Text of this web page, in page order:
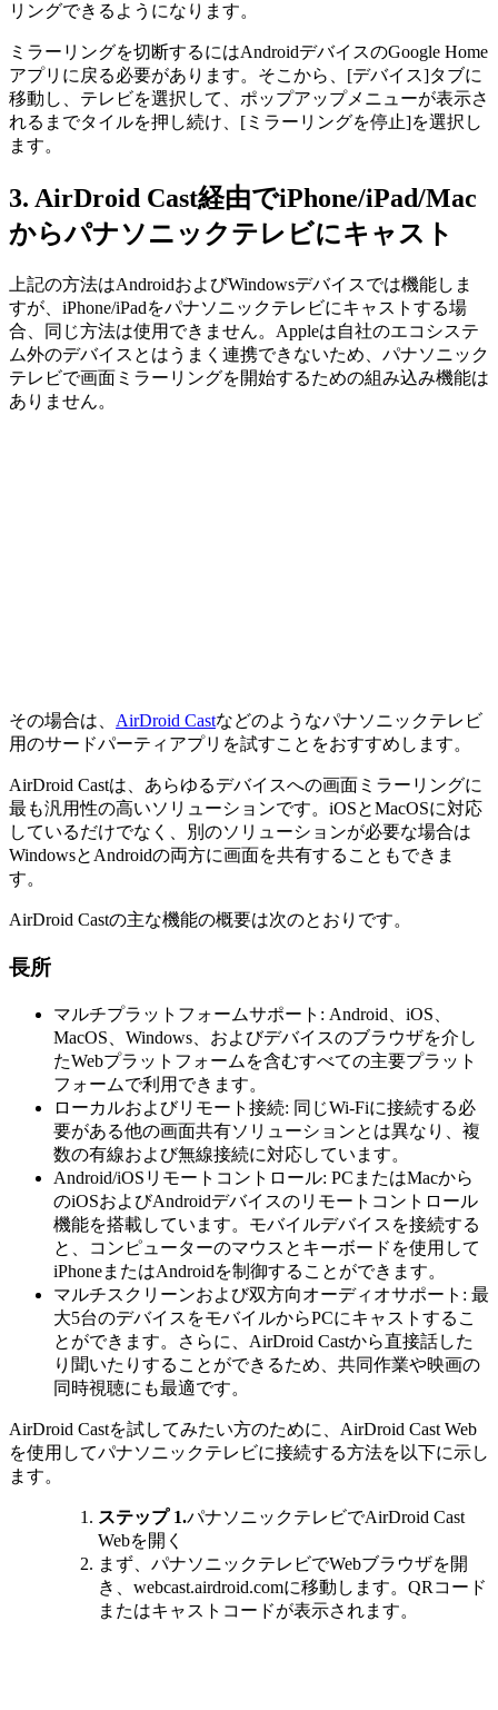
リングできるようになります。
ミラーリングを切断するにはAndroidデバイスのGoogle Home
アプリに戻る必要があります。そこから、[デバイス]タブに
移動し、テレビを選択して、ポップアップメニューが表示さ
れるまでタイルを押し続け、[ミラーリングを停止]を選択し
ます。
3. AirDroid Cast経由でiPhone/iPad/Mac
からパナソニックテレビにキャスト
上記の方法はAndroidおよびWindowsデバイスでは機能しま
すが、iPhone/iPadをパナソニックテレビにキャストする場
合、同じ方法は使用できません。Appleは自社のエコシステ
ム外のデバイスとはうまく連携できないため、パナソニック
テレビで画面ミラーリングを開始するための組み込み機能は
ありません。
その場合は、 AirDroid Castなどのようなパナソニックテレビ
用のサードパーティアプリを試すことをおすすめします。
AirDroid Castは、あらゆるデバイスへの画面ミラーリングに
最も汎用性の高いソリューションです。iOSとMacOSに対応
しているだけでなく、別のソリューションが必要な場合は
WindowsとAndroidの両方に画面を共有することもできま
す。
AirDroid Castの主な機能の概要は次のとおりです。
長所
マルチプラットフォームサポート: Android、iOS、
MacOS、Windows、およびデバイスのブラウザを介し
たWebプラットフォームを含むすべての主要プラット
フォームで利用できます。
ローカルおよびリモート接続: 同じWi-Fiに接続する必
要がある他の画面共有ソリューションとは異なり、複
数の有線および無線接続に対応しています。
Android/iOSリモートコントロール: PCまたはMacから
のiOSおよびAndroidデバイスのリモートコントロール
機能を搭載しています。モバイルデバイスを接続する
と、コンピューターのマウスとキーボードを使用して
iPhoneまたはAndroidを制御することができます。
マルチスクリーンおよび双方向オーディオサポート: 最
大5台のデバイスをモバイルからPCにキャストするこ
とができます。さらに、AirDroid Castから直接話した
り聞いたりすることができるため、共同作業や映画の
同時視聴にも最適です。
AirDroid Castを試してみたい方のために、AirDroid Cast Web
を使用してパナソニックテレビに接続する方法を以下に示し
ます。
ステップ 1.パナソニックテレビでAirDroid Cast
Webを開く
まず、パナソニックテレビでWebブラウザを開
き、webcast.airdroid.comに移動します。QRコード
またはキャストコードが表示されます。